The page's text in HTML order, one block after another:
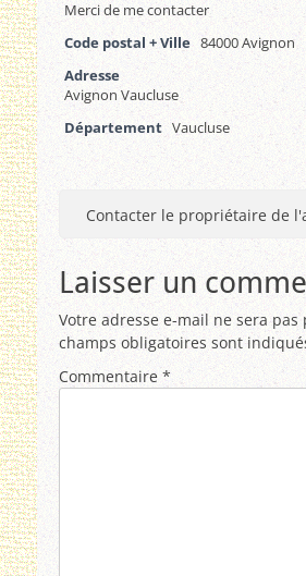
Merci de me contacter
Code postal + Ville 84000 Avignon
Adresse
Avignon Vaucluse
Département Vaucluse
Contacter le propriétaire de
Laisser un
Votre adresse e-mail ne sera pas
champs obligatoires sont
Commentaire*